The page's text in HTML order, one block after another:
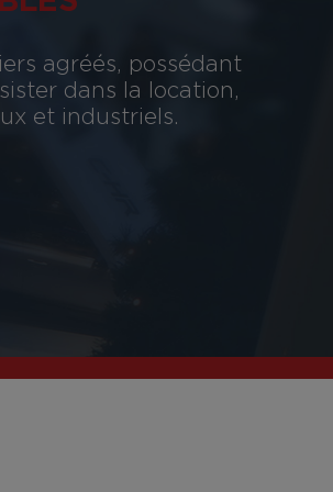
agréés, possédant
dans la location,
et industriels.